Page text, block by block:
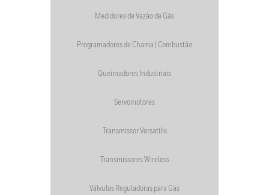
Medidores de Vazão de Gás
Programadores de Chama | Combustão
Queimadores Industriais
Servomotores
Transmissor Versatilis
Transmissores Wireless
Válvulas Reguladoras para Gás